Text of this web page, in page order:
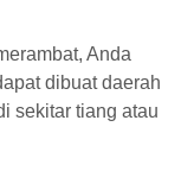
Anda
dibuat daerah
sekitar tiang atau